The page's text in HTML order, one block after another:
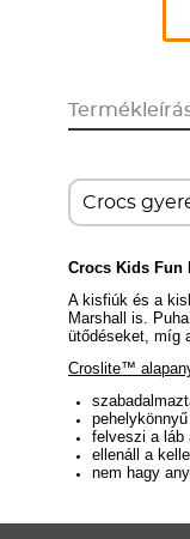
Crocs
Crocs Kids Fun
A kisfiúk és a
Marshall is.
ütődéseket, míg
Croslite™
pehelykönnyű
felveszi a láb
ellenáll a
nem hagy